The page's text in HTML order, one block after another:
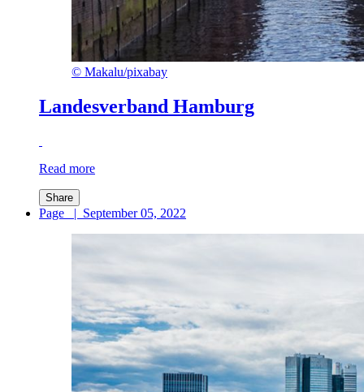
© Makalu/pixabay
Landesverband Hamburg
Read more
Share
Page | September 05, 2022